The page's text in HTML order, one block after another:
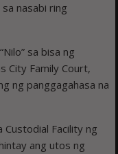
nasabi ring
sa bisa ng
City Family Court,
ng panggagahasa na
Custodial Facility ng
ang utos ng